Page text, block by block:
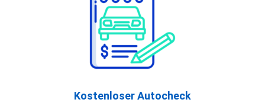
Kostenloser Autocheck